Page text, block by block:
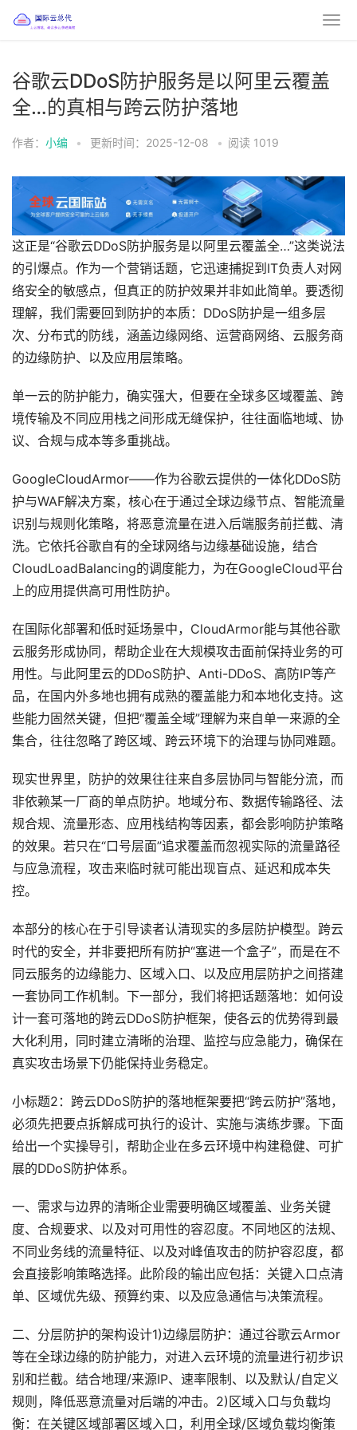
谷歌云DDoS防护服务是以阿里云覆盖
全…的真相与跨云防护落地
作者： 小编 • 更新时间：2025-12-08 • 阅读 1019
这正是“谷歌云DDoS防护服务是以阿里云覆盖全…”这类说法
的引爆点。作为一个营销话题，它迅速捕捉到IT负责人对网
络安全的敏感点，但真正的防护效果并非如此简单。要透彻
理解，我们需要回到防护的本质：DDoS防护是一组多层
次、分布式的防线，涵盖边缘网络、运营商网络、云服务商
的边缘防护、以及应用层策略。
单一云的防护能力，确实强大，但要在全球多区域覆盖、跨
境传输及不同应用栈之间形成无缝保护，往往面临地域、协
议、合规与成本等多重挑战。
GoogleCloudArmor——作为谷歌云提供的一体化DDoS防
护与WAF解决方案，核心在于通过全球边缘节点、智能流量
识别与规则化策略，将恶意流量在进入后端服务前拦截、清
洗。它依托谷歌自有的全球网络与边缘基础设施，结合
CloudLoadBalancing的调度能力，为在GoogleCloud平台
上的应用提供高可用性防护。
在国际化部署和低时延场景中，CloudArmor能与其他谷歌
云服务形成协同，帮助企业在大规模攻击面前保持业务的可
用性。与此阿里云的DDoS防护、Anti-DDoS、高防IP等产
品，在国内外多地也拥有成熟的覆盖能力和本地化支持。这
些能力固然关键，但把“覆盖全域”理解为来自单一来源的全
集合，往往忽略了跨区域、跨云环境下的治理与协同难题。
现实世界里，防护的效果往往来自多层协同与智能分流，而
非依赖某一厂商的单点防护。地域分布、数据传输路径、法
规合规、流量形态、应用栈结构等因素，都会影响防护策略
的效果。若只在“口号层面”追求覆盖而忽视实际的流量路径
与应急流程，攻击来临时就可能出现盲点、延迟和成本失
控。
本部分的核心在于引导读者认清现实的多层防护模型。跨云
时代的安全，并非要把所有防护“塞进一个盒子”，而是在不
同云服务的边缘能力、区域入口、以及应用层防护之间搭建
一套协同工作机制。下一部分，我们将把话题落地：如何设
计一套可落地的跨云DDoS防护框架，使各云的优势得到最
大化利用，同时建立清晰的治理、监控与应急能力，确保在
真实攻击场景下仍能保持业务稳定。
小标题2：跨云DDoS防护的落地框架要把“跨云防护”落地，
必须先把要点拆解成可执行的设计、实施与演练步骤。下面
给出一个实操导引，帮助企业在多云环境中构建稳健、可扩
展的DDoS防护体系。
一、需求与边界的清晰企业需要明确区域覆盖、业务关键
度、合规要求、以及对可用性的容忍度。不同地区的法规、
不同业务线的流量特征、以及对峰值攻击的防护容忍度，都
会直接影响策略选择。此阶段的输出应包括：关键入口点清
单、区域优先级、预算约束、以及应急通信与决策流程。
二、分层防护的架构设计1)边缘层防护：通过谷歌云Armor
等在全球边缘的防护能力，对进入云环境的流量进行初步识
别和拦截。结合地理/来源IP、速率限制、以及默认/自定义
规则，降低恶意流量对后端的冲击。2)区域入口与负载均
衡：在关键区域部署区域入口，利用全球/区域负载均衡策